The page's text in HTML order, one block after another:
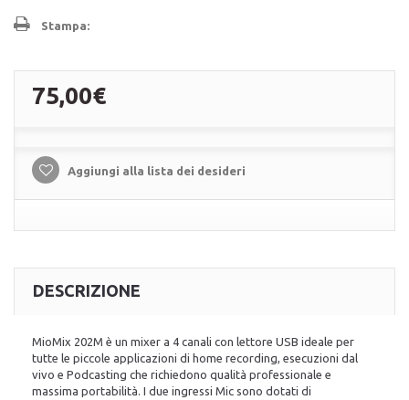
Stampa:
75,00€
Aggiungi alla lista dei desideri
DESCRIZIONE
MioMix 202M è un mixer a 4 canali con lettore USB ideale per
tutte le piccole applicazioni di home recording, esecuzioni dal
vivo e Podcasting che richiedono qualità professionale e
massima portabilità. I due ingressi Mic sono dotati di